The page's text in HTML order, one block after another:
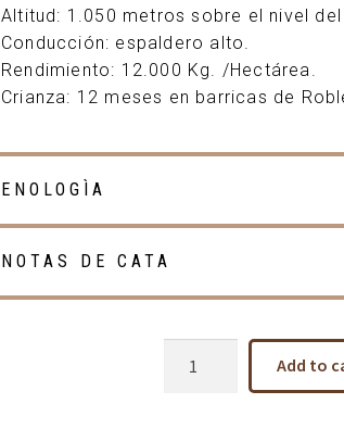
Altitud: 1.050 metros sobre el nivel del
Conducción: espaldero alto.
Rendimiento: 12.000 Kg. /Hectárea.
Crianza: 12 meses en barricas de
ENOLOGÌA
NOTAS DE CATA
Add to